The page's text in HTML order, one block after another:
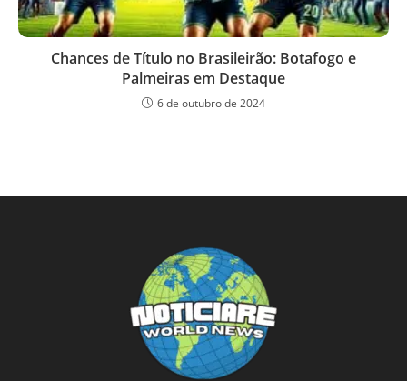
Chances de Título no Brasileirão: Botafogo e
Palmeiras em Destaque
6 de outubro de 2024